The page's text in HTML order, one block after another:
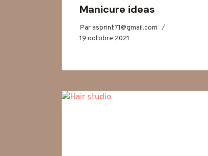
Manicure ideas
Parasprint71@gmail.com
19 octobre 2021